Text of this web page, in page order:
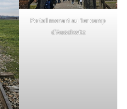
Portail menant au 1er camp
d’Auschwitz